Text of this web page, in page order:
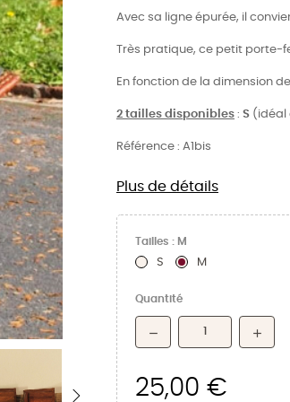
Avec sa ligne épurée, il
Très pratique, ce petit porte-
En fonction de la dimension
2 tailles disponibles : S (idéal
Référence : A1bis
Plus de détails
Tailles : M
S M
Quantité
25,00 €